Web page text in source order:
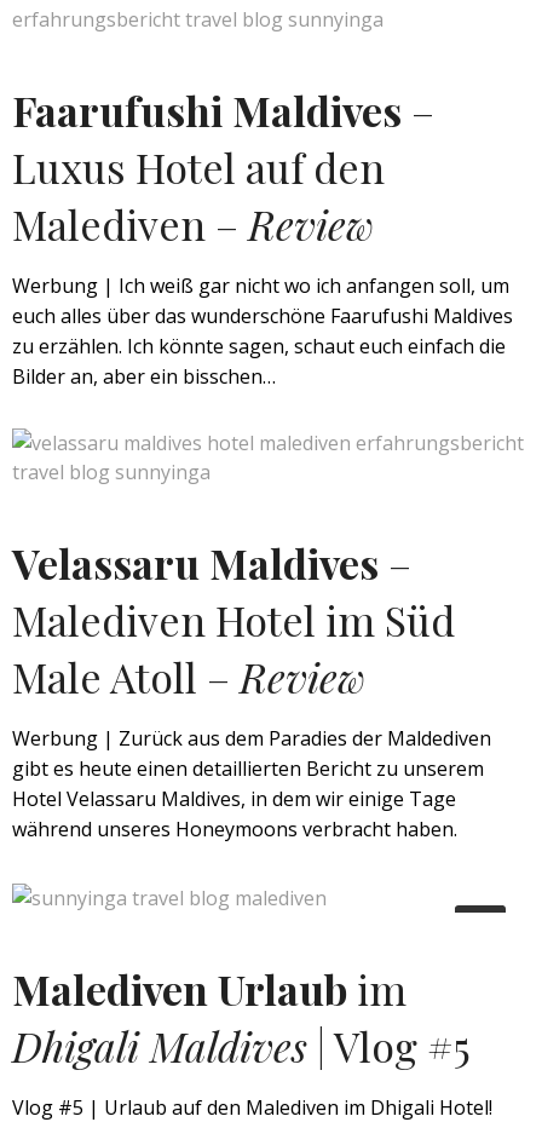
Faarufushi Maldives –
Luxus Hotel auf den
Malediven – Review
Werbung | Ich weiß gar nicht wo ich anfangen soll, um
euch alles über das wunderschöne Faarufushi Maldives
zu erzählen. Ich könnte sagen, schaut euch einfach die
Bilder an, aber ein bisschen…
Velassaru Maldives –
Malediven Hotel im Süd
Male Atoll – Review
Werbung | Zurück aus dem Paradies der Maldediven
gibt es heute einen detaillierten Bericht zu unserem
Hotel Velassaru Maldives, in dem wir einige Tage
während unseres Honeymoons verbracht haben.
Malediven Urlaubim
Dhigali Maldives | Vlog #5
Vlog #5 | Urlaub auf den Malediven im Dhigali Hotel!